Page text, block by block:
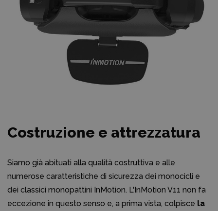
Costruzione e attrezzatura
Siamo già abituati alla qualità costruttiva e alle
numerose caratteristiche di sicurezza dei monocicli e
dei classici monopattini InMotion. L'InMotion V11 non fa
eccezione in questo senso e, a prima vista, colpisce la